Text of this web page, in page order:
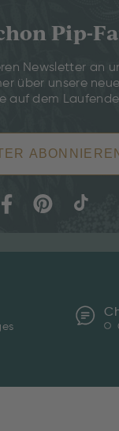
Pip-
Newsletter an
über unsere
auf dem